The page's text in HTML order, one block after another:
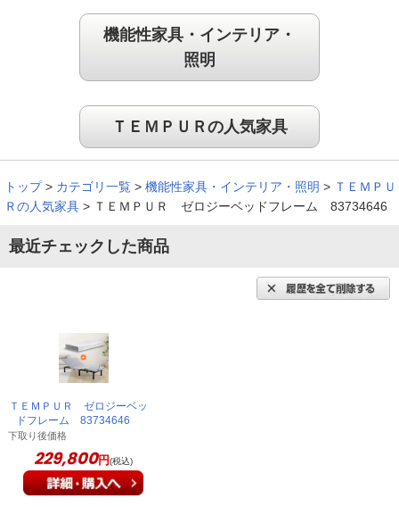
機能性家具・インテリア・
照明
ＴＥＭＰＵＲの人気家具
トップ > カテゴリ一覧 > 機能性家具・インテリア・照明 > ＴＥＭＰＵ
Ｒの人気家具 > ＴＥＭＰＵＲ ゼロジーベッドフレーム 83734646
最近チェックした商品
ＴＥＭＰＵＲ ゼロジーベッ
ドフレーム 83734646
下取り後価格
229,800円(税込)